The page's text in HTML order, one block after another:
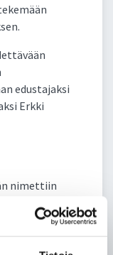
edustajaksi
Erkki
nimettiin